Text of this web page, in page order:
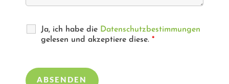
Ja, ich habe die Datenschutzbestimmungen
gelesen und akzeptiere diese. *